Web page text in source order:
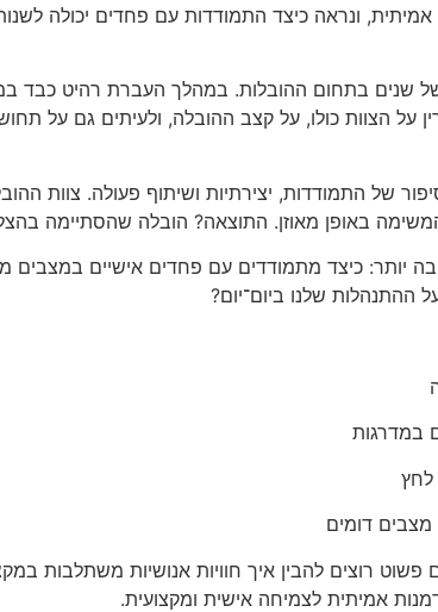
ונראה כיצד התמודדות עם פחדים יכולה
של שנים בתחום ההובלות. במהלך העברת רהיט
על הצוות כולו, על קצב ההובלה, ולעיתים גם על
של התמודדות, יצירתיות ושיתוף פעולה. צוות
באופן מאוזן. התוצאה? הובלה שהסתיימה
כיצד מתמודדים עם פחדים אישיים במצבים
ההתנהלות שלנו ביום־יום?
במדרגות
לחץ
מצבים דומים
רוצים להבין איך חוויות אנושיות משתלבות
אמיתית לצמיחה אישית ומקצועית.